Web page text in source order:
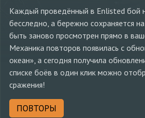
Каждый проведённый в Enlisted бой
бесследно, а бережно сохраняется
быть заново просмотрен прямо в
Механика повторов появилась с
океан», а сегодня получила
списке боёв в один клик можно
сражения!
ПОВТОРЫ